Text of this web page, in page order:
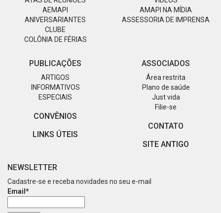
AEMAPI
ANIVERSARIANTES
CLUBE
COLÔNIA DE FÉRIAS
AMAPI NA MÍDIA
ASSESSORIA DE IMPRENSA
PUBLICAÇÕES
ARTIGOS
INFORMATIVOS
ESPECIAIS
CONVÊNIOS
LINKS ÚTEIS
ASSOCIADOS
Área restrita
Plano de saúde
Just vida
Filie-se
CONTATO
SITE ANTIGO
NEWSLETTER
Cadastre-se e receba novidades no seu e-mail
Email*